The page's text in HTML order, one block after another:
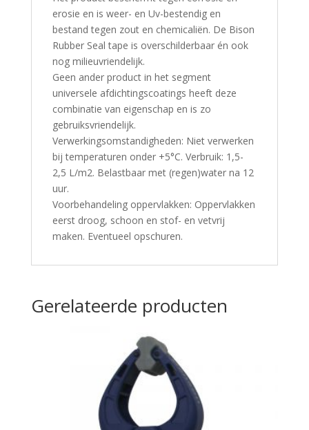
erosie en is weer- en Uv-bestendig en
bestand tegen zout en chemicaliën. De Bison
Rubber Seal tape is overschilderbaar én ook
nog milieuvriendelijk.
Geen ander product in het segment
universele afdichtingscoatings heeft deze
combinatie van eigenschap en is zo
gebruiksvriendelijk.
Verwerkingsomstandigheden: Niet verwerken
bij temperaturen onder +5°C. Verbruik: 1,5-
2,5 L/m2. Belastbaar met (regen)water na 12
uur.
Voorbehandeling oppervlakken: Oppervlakken
eerst droog, schoon en stof- en vetvrij
maken. Eventueel opschuren.
Gerelateerde producten